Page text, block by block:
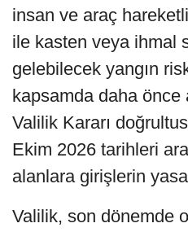
insan ve araç
ile kasten veya ihmal
gelebilecek yangın
kapsamda daha önce
Valilik Kararı
Ekim 2026 tarihleri
alanlara girişlerin
Valilik, son dönemde